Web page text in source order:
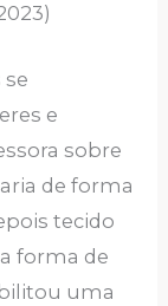
e
sobre
de forma
tecido
forma de
uma